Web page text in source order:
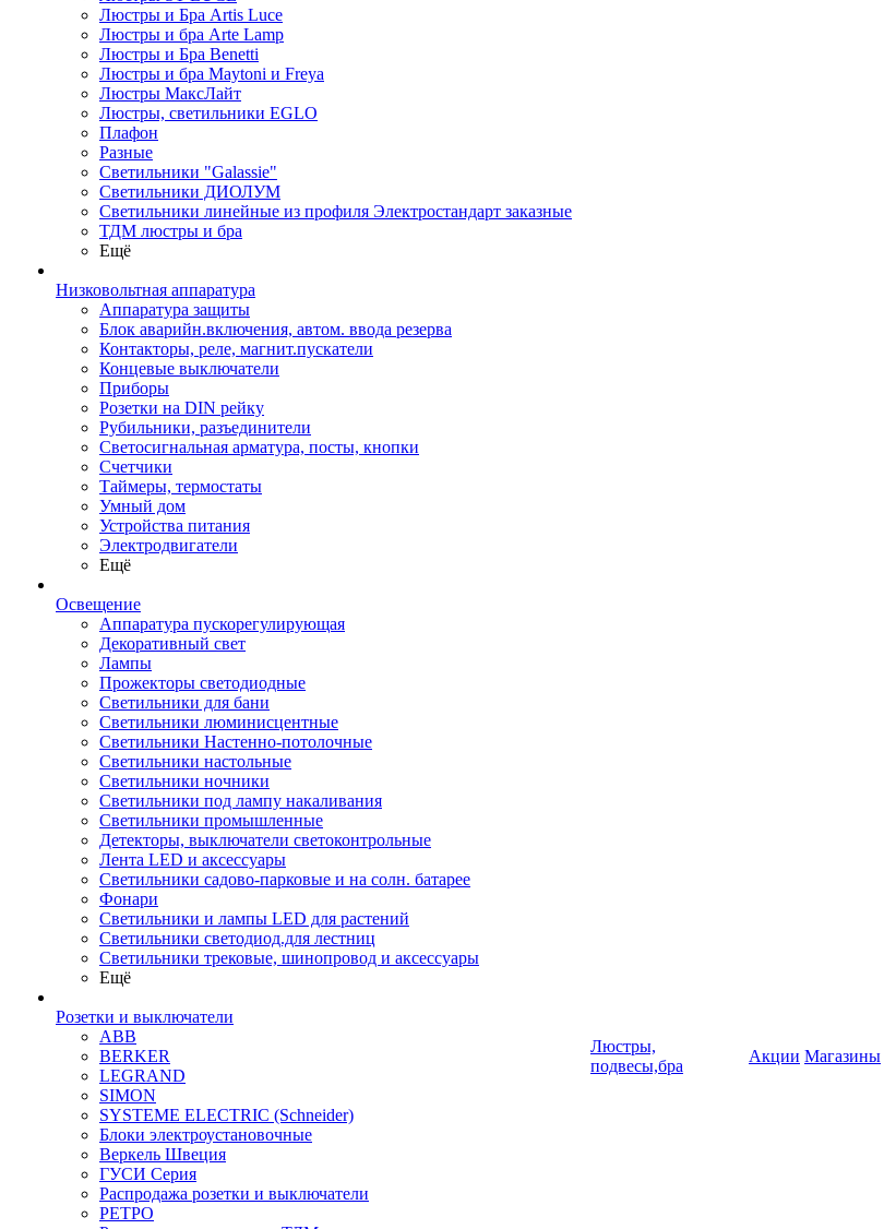
Люстры и Бра Artis Luce
Люстры и бра Arte Lamp
Люстры и Бра Benetti
Люстры и бра Maytoni и Freya
Люстры МаксЛайт
Люстры, светильники EGLO
Плафон
Разные
Светильники "Galassie"
Светильники ДИОЛУМ
Светильники линейные из профиля Электростандарт заказные
ТДМ люстры и бра
Ещё
Низковольтная аппаратура
Аппаратура защиты
Блок аварийн.включения, автом. ввода резерва
Контакторы, реле, магнит.пускатели
Концевые выключатели
Приборы
Розетки на DIN рейку
Рубильники, разъединители
Светосигнальная арматура, посты, кнопки
Счетчики
Таймеры, термостаты
Умный дом
Устройства питания
Электродвигатели
Ещё
Освещение
Аппаратура пускорегулирующая
Декоративный свет
Лампы
Прожекторы светодиодные
Светильники для бани
Светильники люминисцентные
Светильники Настенно-потолочные
Светильники настольные
Светильники ночники
Светильники под лампу накаливания
Светильники промышленные
Детекторы, выключатели светоконтрольные
Лента LED и аксессуары
Светильники садово-парковые и на солн. батарее
Фонари
Светильники и лампы LED для растений
Светильники светодиод.для лестниц
Светильники трековые, шинопровод и аксессуары
Ещё
Розетки и выключатели
ABB
BERKER
LEGRAND
SIMON
SYSTEME ELECTRIC (Schneider)
Блоки электроустановочные
Веркель Швеция
ГУСИ Серия
Распродажа розетки и выключатели
РЕТРО
Люстры,
подвесы,бра
Акции Магазины